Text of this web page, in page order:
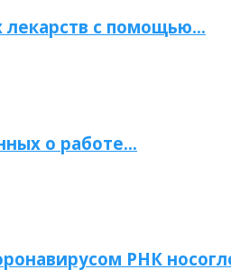
с помощью…
о работе…
РНК